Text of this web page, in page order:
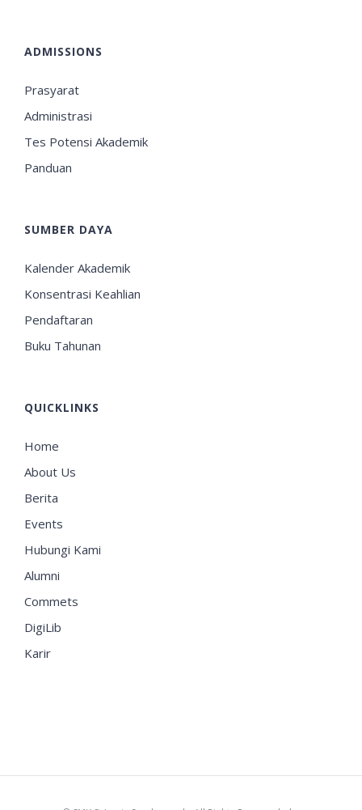
ADMISSIONS
Prasyarat
Administrasi
Tes Potensi Akademik
Panduan
SUMBER DAYA
Kalender Akademik
Konsentrasi Keahlian
Pendaftaran
Buku Tahunan
QUICKLINKS
Home
About Us
Berita
Events
Hubungi Kami
Alumni
Commets
DigiLib
Karir